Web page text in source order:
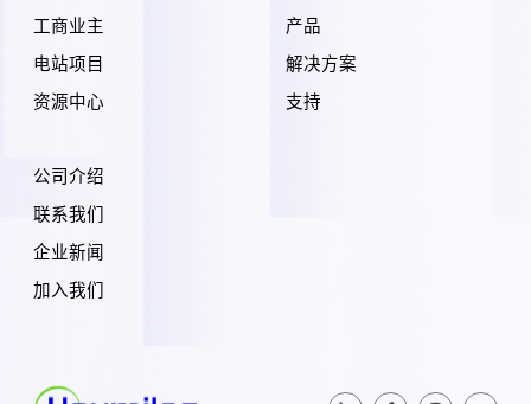
工商业主
电站项目
资源中心
产品
解决方案
支持
公司介绍
联系我们
企业新闻
加入我们